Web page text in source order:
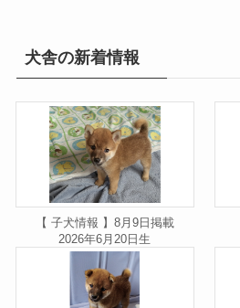
犬舎の新着情報
【 子犬情報 】8月9日掲載
2026年6月20日生